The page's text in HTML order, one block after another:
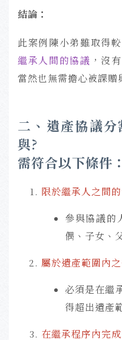
結論：
此案例陳小弟雖取得
繼承人間的協議 ，沒
當然也無需擔心被課贈
二、遺產協議
與?
需符合以下條件：
限於繼承人之間
參與協議的
偶、子女、
屬於遺產範圍內之
必須是在繼
得超出遺產
在繼承程序內完成